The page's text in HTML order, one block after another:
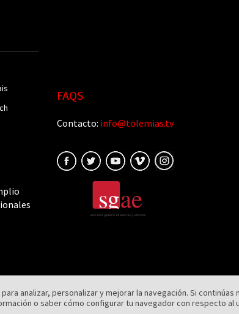
FAQS
Contacto: info@tolemias.tv
Aviso legal | Política de cookies | Política de privacidad
analizar, personalizar y mejorar la navegación. Si
o saber cómo configurar tu navegador con respecto al